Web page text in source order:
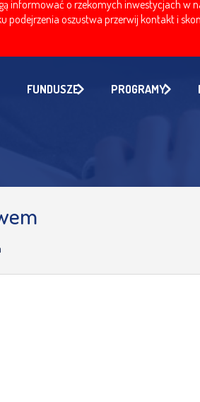
informować o rzekomych inwestycjach w
oszustwa przerwij kontakt i
FUNDUSZE PROGRAMY